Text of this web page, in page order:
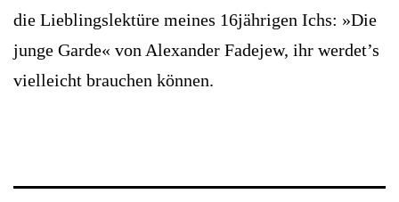
die Lieblingslektüre meines 16jährigen Ichs: »Die
junge Garde« von Alexander Fadejew, ihr werdet’s
vielleicht brauchen können.